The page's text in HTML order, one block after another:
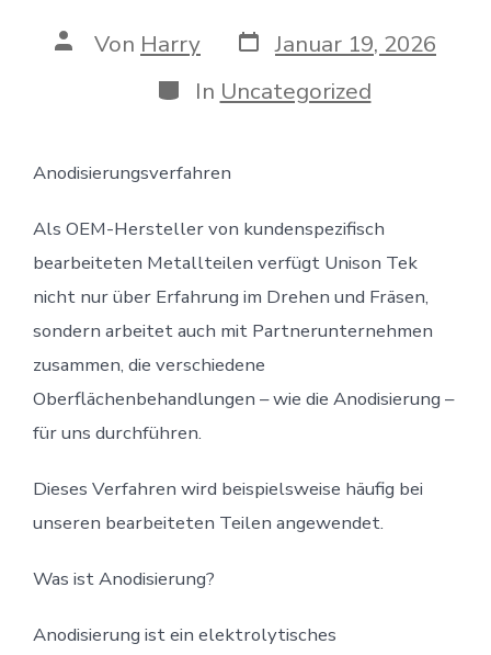
Beitragsautor
Von Harry Veröffentlichungsdatum
Januar 19, 2026
Kategorien
In Uncategorized
Anodisierungsverfahren
Als OEM-Hersteller von kundenspezifisch
bearbeiteten Metallteilen verfügt Unison Tek
nicht nur über Erfahrung im Drehen und Fräsen,
sondern arbeitet auch mit Partnerunternehmen
zusammen, die verschiedene
Oberflächenbehandlungen – wie die Anodisierung –
für uns durchführen.
Dieses Verfahren wird beispielsweise häufig bei
unseren bearbeiteten Teilen angewendet.
Was ist Anodisierung?
Anodisierung ist ein elektrolytisches